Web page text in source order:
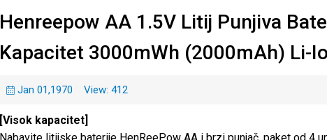
Henreepow AA 1.5V Litij Punjiva
Kapacitet 3000mWh (2000mAh) Li-
Jan 01,1970 View: 412
[Visok kapacitet]